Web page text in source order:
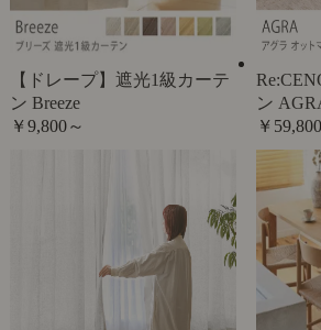
【ドレープ】遮光1級カーテ
ン Breeze
￥9,800～
ン
￥